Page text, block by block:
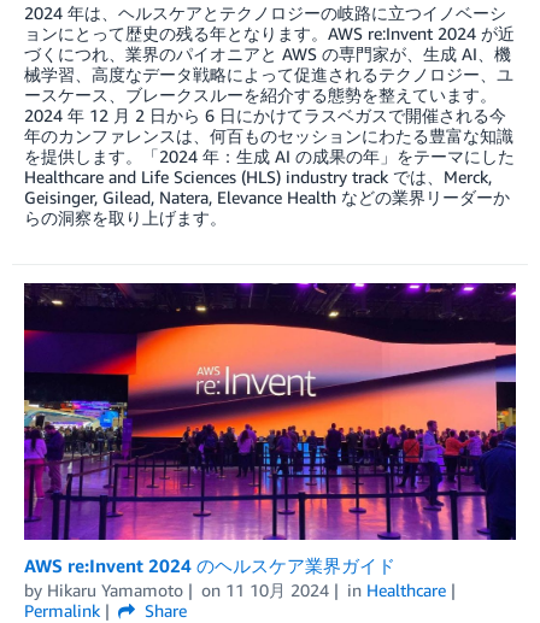
2024 年は、ヘルスケアとテクノロジーの岐路に立つイノベーシ
ョンにとって歴史の残る年となります。AWS re:Invent 2024 が近
づくにつれ、業界のパイオニアと AWS の専門家が、生成 AI、機
械学習、高度なデータ戦略によって促進されるテクノロジー、ユ
ースケース、ブレークスルーを紹介する態勢を整えています。
2024 年 12 月 2 日から 6 日にかけてラスベガスで開催される今
年のカンファレンスは、何百ものセッションにわたる豊富な知識
を提供します。「2024 年：生成 AI の成果の年」をテーマにした
Healthcare and Life Sciences (HLS) industry track では、Merck,
Geisinger, Gilead, Natera, Elevance Health などの業界リーダーか
らの洞察を取り上げます。
AWS re:Invent 2024 のヘルスケア業界ガイド
by Hikaru Yamamoto on 11 10月 2024 in Healthcare
Permalink
Share